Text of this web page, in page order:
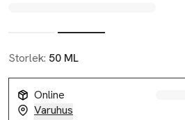
Storlek: 50 ML
Online
Varuhus